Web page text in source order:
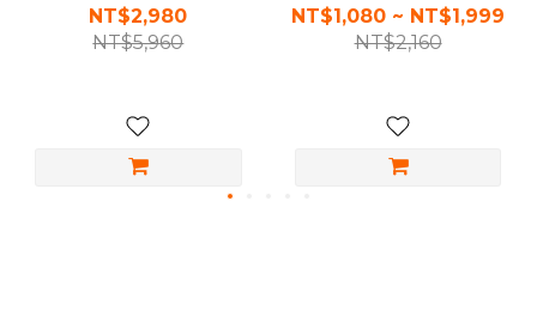
NT$2,980
NT$5,960
NT$1,080 ~ NT$1,999
NT$2,160